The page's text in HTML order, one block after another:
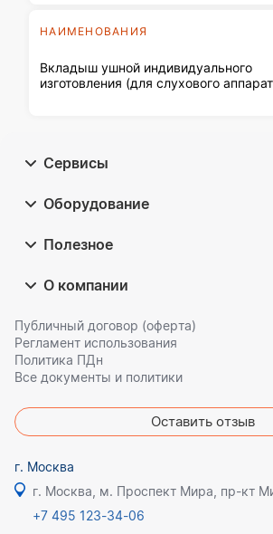
НАИМЕНОВАНИЯ
Вкладыш ушной индивидуального
изготовления (для слухового
Сервисы
Оборудование
Полезное
О компании
Публичный договор (оферта)
Регламент использования
Политика ПДн
Все документы и политики
Оставить отзыв
г. Москва
+7 495 123-34-06